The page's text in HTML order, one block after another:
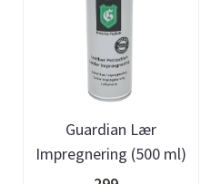
Guardian Lær
Impregnering (500 ml)